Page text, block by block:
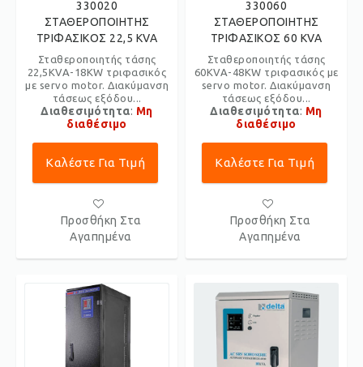
330020
ΣΤΑΘΕΡΟΠΟΙΗΤΗΣ
ΤΡΙΦΑΣΙΚΟΣ 22,5 KVA
Σταθεροποιητής τάσης
22,5KVA-18KW τριφασικός
με servo motor. Διακύμανση
τάσεως εξόδου...
Διαθεσιμότητα: Μη
διαθέσιμο
Καλέστε Για Τιμή
Προσθήκη Στα
Αγαπημένα
330060
ΣΤΑΘΕΡΟΠΟΙΗΤΗΣ
ΤΡΙΦΑΣΙΚΟΣ 60 KVA
Σταθεροποιητής τάσης
60KVA-48KW τριφασικός με
servo motor. Διακύμανση
τάσεως εξόδου...
Διαθεσιμότητα: Μη
διαθέσιμο
Καλέστε Για Τιμή
Προσθήκη Στα
Αγαπημένα